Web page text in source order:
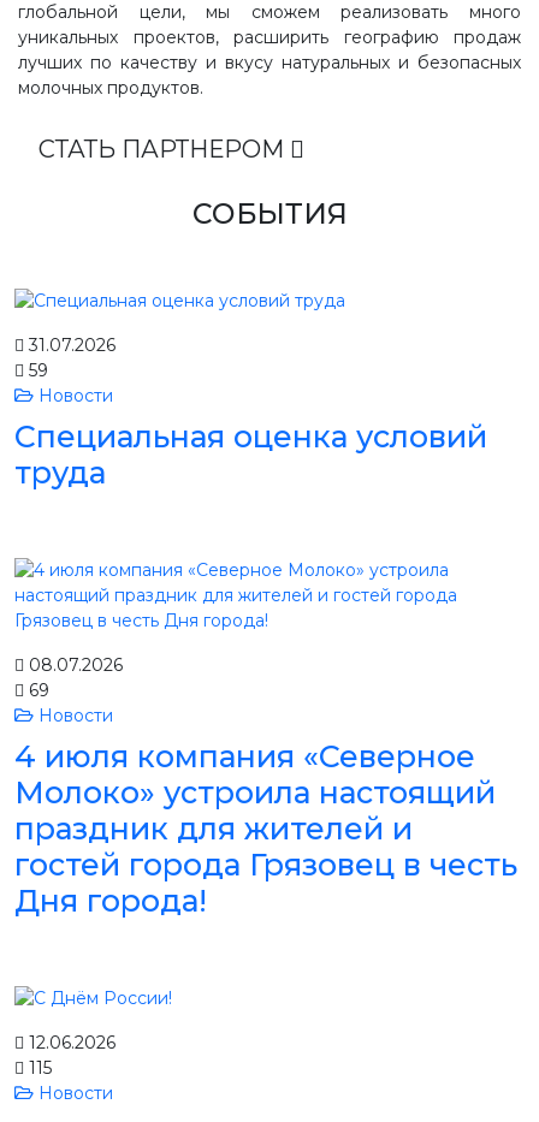
глобальной цели, мы сможем реализовать много
уникальных проектов, расширить географию продаж
лучших по качеству и вкусу натуральных и безопасных
молочных продуктов.
СТАТЬ ПАРТНЕРОМ
СОБЫТИЯ
31.07.2026
59
Новости
Специальная оценка условий
труда
08.07.2026
69
Новости
4 июля компания «Северное
Молоко» устроила настоящий
праздник для жителей и
гостей города Грязовец в честь
Дня города!
12.06.2026
115
Новости